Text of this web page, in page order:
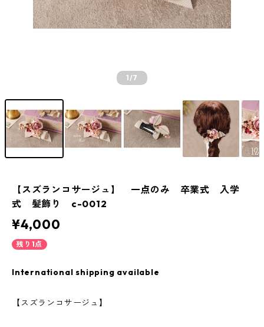
1/7
【スズランコサージュ】 一点のみ 卒業式 入学
式 髪飾り c-0012
¥4,000
残り1点
International shipping available
【スズランコサージュ】